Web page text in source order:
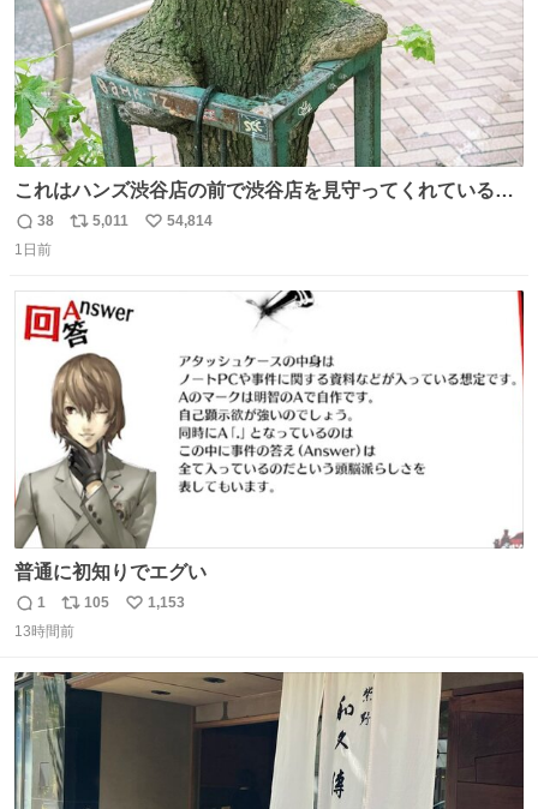
これはハンズ渋谷店の前で渋谷店を見守ってくれている
「くつろ木」。
返
信
38
リ
ト
数
5,011
い
54,814
1日前
普通に初知りでエグい
返
信
1
リ
ポ
ト
数
105
い
数
1,153
13時間前